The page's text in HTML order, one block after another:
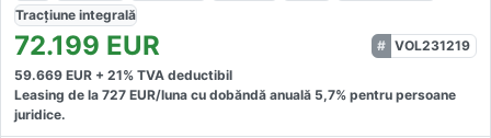
Tracțiune integrală
72.199 EUR
VOL231219
59.669 EUR + 21% TVA deductibil
Leasing de la 727 EUR/luna cu dobăndă anuală 5,7% pentru persoane
juridice.